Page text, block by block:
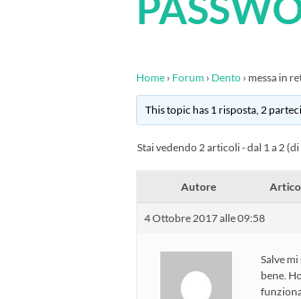
Home › Forum › Dento › messa in
This topic has 1 risposta, 2
Stai vedendo 2 articoli - dal 1 a 2
Autore
4 Ottobre 2017 alle 09:58
Salve
bene.